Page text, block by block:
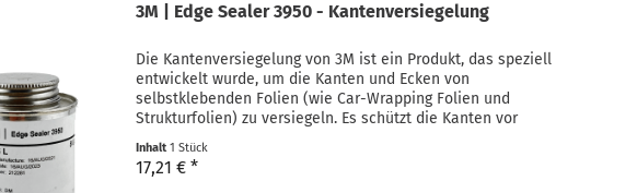
3M | Edge Sealer 3950 - Kantenversiegelung
Die Kantenversiegelung von 3M ist ein Produkt, das speziell
entwickelt wurde, um die Kanten und Ecken von
selbstklebenden Folien (wie Car-Wrapping Folien und
Strukturfolien) zu versiegeln. Es schützt die Kanten vor
Feuchtigkeitseintritt...
Inhalt1 Stück
17,21 € *